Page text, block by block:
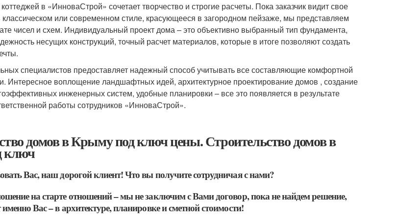
в «ИнноваСтрой» сочетает творчество и строгие расчеты. Пока заказчик видит свое
или современном стиле, красующееся в загородном пейзаже, мы представляем
чисел и схем. Индивидуальный проект дома – это объективно выбранный тип фундамента,
несущих конструкций, точный расчет материалов, которые в итоге позволяют создать
специалистов предоставляет надежный способ учитывать все составляющие комфортной
Интересное воплощение ландшафтных идей, архитектурное проектирование домов , создание
инженерных систем, удобные планировки – все это появляется в результате
работы сотрудников «ИнноваСтрой».
домов в Крыму под ключ цены. Строительство домов в
ключ
Вас, наш дорогой клиент! Что вы получите сотрудничая с нами?
на старте отношений – мы не заключим с Вами договор, пока не найдем решение,
именно Вас – в архитектуре, планировке и сметной стоимости!